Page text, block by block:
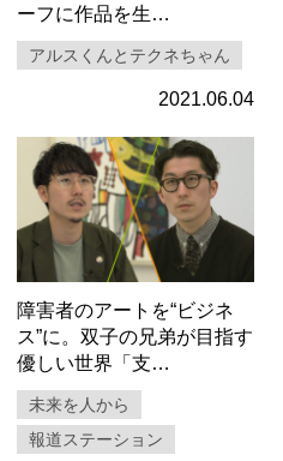
ーフに作品を生…
アルスくんとテクネちゃん
2021.06.04
障害者のアートを“ビジネ
ス”に。双子の兄弟が目指す
優しい世界「支…
未来を人から
報道ステーション